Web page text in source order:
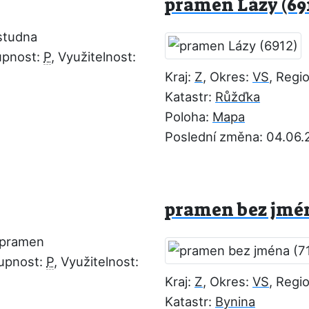
P, Využitelnost:
pramen Lázy
Kraj: Z, Okres: VS,
Katastr: Růžďka
Poloha: Mapa
Poslední změna:
P, Využitelnost:
pramen bez
Kraj: Z, Okres: VS,
Katastr: Bynina